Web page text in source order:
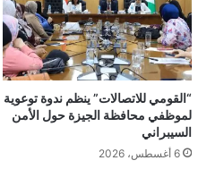
“القومي للاتصالات” ينظم ندوة توعوية
لموظفي محافظة الجيزة حول الأمن
السيبراني
6 أغسطس، 2026